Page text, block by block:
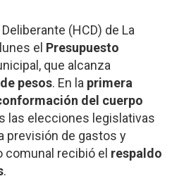
(HCD) de La
el Presupuesto
que alcanza
pesos. En la primera
del cuerpo
las elecciones legislativas
previsión de gastos y
recibió el respaldo
.